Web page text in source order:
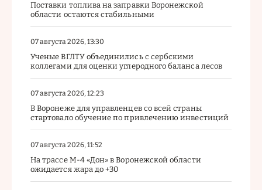
Поставки топлива на заправки Воронежской
области остаются стабильными
07 августа 2026, 13:30
Ученые ВГЛТУ объединились с сербскими
коллегами для оценки углеродного баланса лесов
07 августа 2026, 12:23
В Воронеже для управленцев со всей страны
стартовало обучение по привлечению инвестиций
07 августа 2026, 11:52
На трассе М-4 «Дон» в Воронежской области
ожидается жара до +30